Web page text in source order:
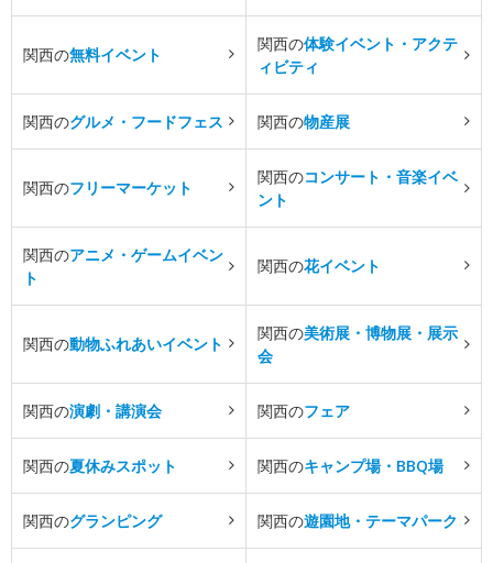
関西の無料イベント
関西の体験イベント・アクテ
ィビティ
関西のグルメ・フードフェス 関西の物産展
関西のフリーマーケット
関西のコンサート・音楽イベ
ント
関西のアニメ・ゲームイベン
ト
関西の花イベント
関西の動物ふれあいイベント
関西の美術展・博物展・展示
会
関西の演劇・講演会 関西のフェア
関西の夏休みスポット 関西のキャンプ場・BBQ場
関西のグランピング 関西の遊園地・テーマパーク